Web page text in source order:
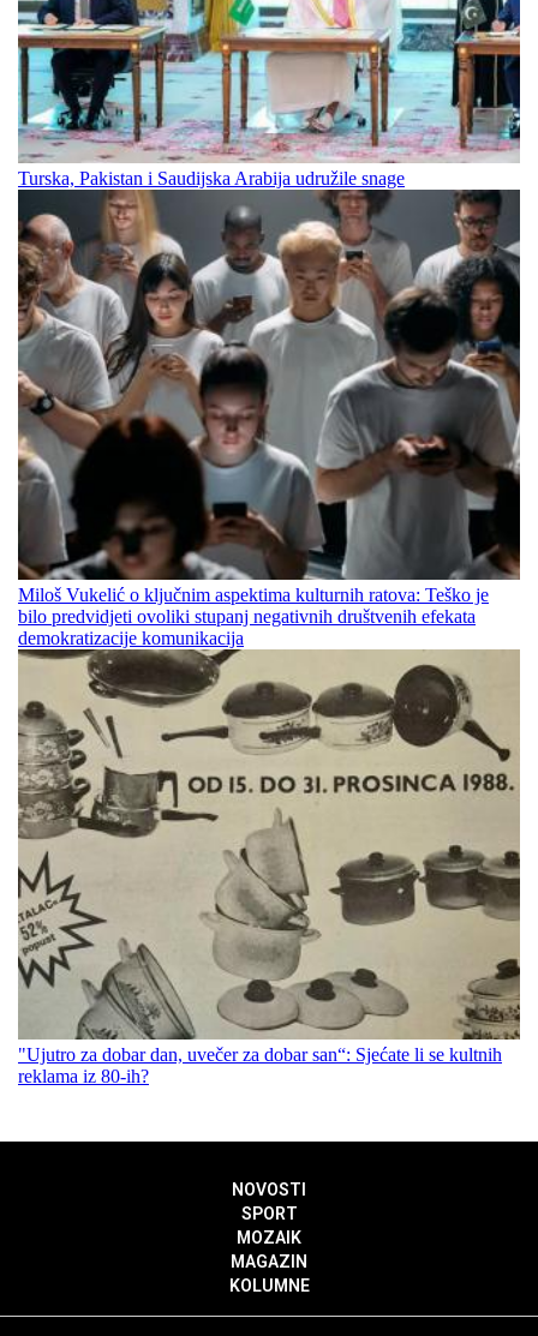
Turska, Pakistan i Saudijska Arabija udružile snage
Miloš Vukelić o ključnim aspektima kulturnih ratova: Teško je
bilo predvidjeti ovoliki stupanj negativnih društvenih efekata
demokratizacije komunikacija
"Ujutro za dobar dan, uvečer za dobar san“: Sjećate li se kultnih
reklama iz 80-ih?
NOVOSTI
SPORT
MOZAIK
MAGAZIN
KOLUMNE